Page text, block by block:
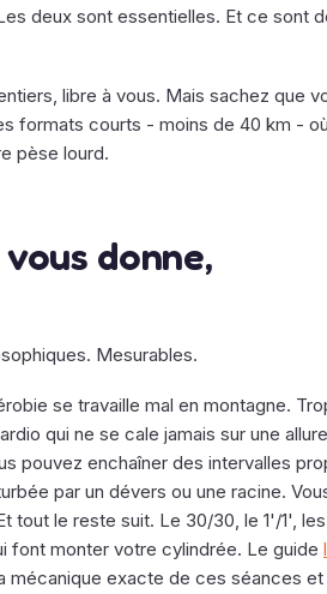
deux sont essentielles. Et ce sont
libre à vous. Mais sachez que
formats courts - moins de 40 km - où
pèse lourd.
donne,
Mesurables.
se travaille mal en montagne.
qui ne se cale jamais sur une allure
pouvez enchaîner des intervalles
par un dévers ou une racine.
tout le reste suit. Le 30/30, le 1'/1',
font monter votre cylindrée. Le guide
mécanique exacte de ces séances et